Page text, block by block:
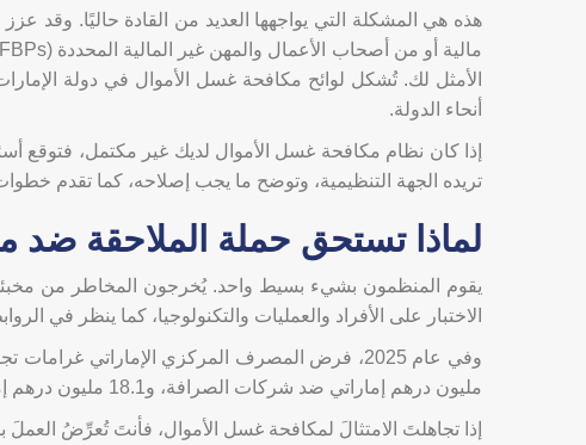
هذه هي المشكلة التي يواجهها العديد من القادة حاليًا.
الأمثل لك. تُشكل لوائح مكافحة غسل الأموال في دولة الإمارات
أنحاء الدولة.
إذا كان نظام مكافحة غسل الأموال لديك غير مكتمل، فتوقع
تريده الجهة التنظيمية، وتوضح ما يجب إصلاحه، كما تقدم
لماذا تستحق حملة الملاحقة ضد
يقوم المنظمون بشيء بسيط واحد. يُخرجون المخاطر من
الاختبار على الأفراد والعمليات والتكنولوجيا، كما ينظر في
مليون درهم إماراتي ضد شركات الصرافة، و18.1 مليون درهم إماراتي على فرعين لبنكين أجنبيين.
إذا تجاهلتَ الامتثالَ لمكافحة غسل الأموال، فأنتَ تُعرِّضُ العملَ